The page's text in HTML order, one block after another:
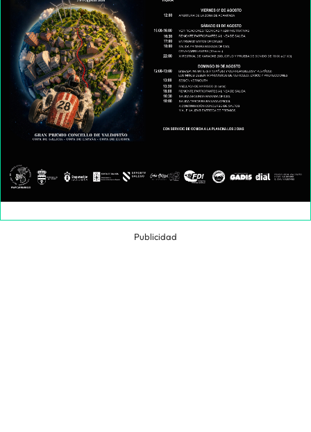
Publicidad